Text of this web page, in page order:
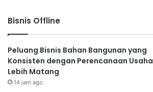
Bisnis Offline
Peluang Bisnis Bahan Bangunan yang
Konsisten dengan Perencanaan Usaha
Lebih Matang
14 jam ago